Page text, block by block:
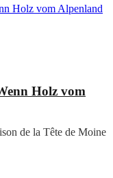
Holz vom
de la Tête de Moine